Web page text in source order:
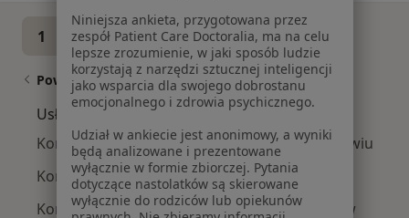
1 2 3 4 5 ... 13
Powiązane wyszukiwania
Usługi w Wrocławiu
Konsultacja dermatologiczna dzieci w Wrocławiu
Konsultacja chirurgiczna w Wrocławiu
Konsultacja z zakresu medycyny estetycznej w
Niniejsza ankieta, przygotowana przez
zespół Patient Care Doctoralia, ma na celu
lepsze zrozumienie, w jaki sposób ludzie
korzystają z narzędzi sztucznej inteligencji
jako wsparcia dla swojego dobrostanu
emocjonalnego i zdrowia psychicznego.
Udział w ankiecie jest anonimowy, a wyniki
będą analizowane i prezentowane
wyłącznie w formie zbiorczej. Pytania
dotyczące nastolatków są skierowane
wyłącznie do rodziców lub opiekunów